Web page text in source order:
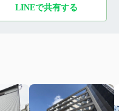
LINEで共有する